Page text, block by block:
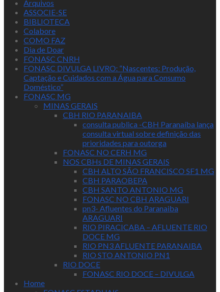
Arquivos
ASSOCIE-SE
BIBLIOTECA
Colabore
COMO FAZ
Dia de Doar
FONASC CNRH
FONASC DIVULGA LIVRO: “Nascentes: Produção,
Captação e Cuidados com a Água para Consumo
Doméstico”
FONASC MG
MINAS GERAIS
CBH RIO PARANAIBA
consulta publica -CBH Paranaíba lança
consulta virtual sobre definição das
prioridades para outorga
FONASC NO CERH MG
NOS CBHs DE MINAS GERAIS
CBH ALTO SÃO FRANCISCO SF1 MG
CBH PARAOBEPA
CBH SANTO ANTONIO MG
FONASC NO CBH ARAGUARI
pn3- Afluentes do Paranaiba
ARAGUARI
RIO PIRACICABA – AFLUENTE RIO
DOCE MG
RIO PN3 AFLUENTE PARANAIBA
RIO STO ANTONIO PN1
RIO DOCE
FONASC RIO DOCE – DIVULGA
Home